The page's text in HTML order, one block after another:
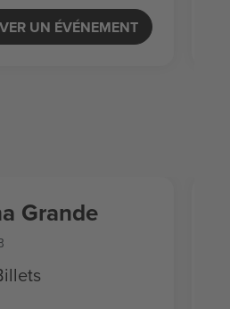
UN ÉVÉNEMENT
Grande